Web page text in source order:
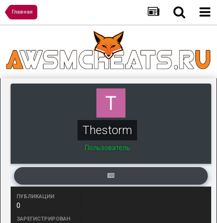
Главная
Thestorm
Пользователь
ПУБЛИКАЦИИ
0
ЗАРЕГИСТРИРОВАН